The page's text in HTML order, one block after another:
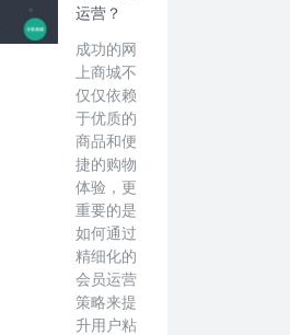
运营？
成功的网
上商城不
仅仅依赖
于优质的
商品和便
捷的购物
体验，更
重要的是
如何通过
精细化的
会员运营
策略来提
升用户粘